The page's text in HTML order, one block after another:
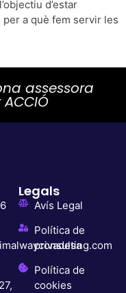
d’estar
a què fem servir les
assessora
Legals
Avís Legal
Política de
privadesa
Política de
cookies